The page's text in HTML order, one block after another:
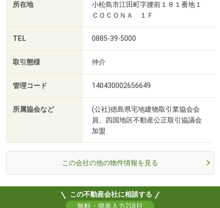
所在地
小松島市江田町字腰前１８１番地１
ＣＯＣＯＮＡ １Ｆ
TEL 0885-39-5000
取引態様 仲介
管理コード 140430002656649
所属協会など
(公社)徳島県宅地建物取引業協会会
員、四国地区不動産公正取引協議会
加盟
この会社の他の物件情報を見る
この不動産会社に相談する
無料・簡単入力2項目